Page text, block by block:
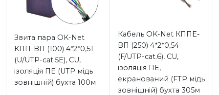
Звита пара OK-Net
КПП-ВП (100) 4*2*0,51
(U/UTP-cat.5E), СU,
ізоляція ПЕ (UTP мідь
зовнішній) бухта 100м
Кабель OK-Net КППЕ-
ВП (250) 4*2*0,54
(F/UTP-cat.6), CU,
ізоляція ПЕ,
екранований (FTP мідь
зовнішній) бухта 305м